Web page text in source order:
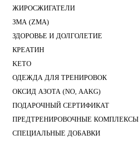
ЖИРОСЖИГАТЕЛИ
ЗМА (ZMA)
ЗДОРОВЬЕ И ДОЛГОЛЕТИЕ
КРЕАТИН
KETO
ОДЕЖДА ДЛЯ ТРЕНИРОВОК
ОКСИД АЗОТА (NO, AAKG)
ПОДАРОЧНЫЙ СЕРТИФИКАТ
ПРЕДТРЕНИРОВОЧНЫЕ КОМПЛЕКСЫ
СПЕЦИАЛЬНЫЕ ДОБАВКИ